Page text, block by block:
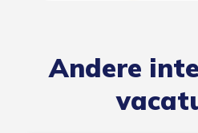
Andere